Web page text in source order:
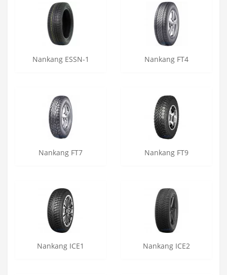
Nankang ESSN-1 Nankang FT4
Nankang FT7 Nankang FT9
Nankang ICE1 Nankang ICE2